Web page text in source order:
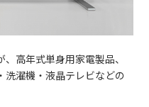
高年式単身用家電製品、
洗濯機・液晶テレビなどの